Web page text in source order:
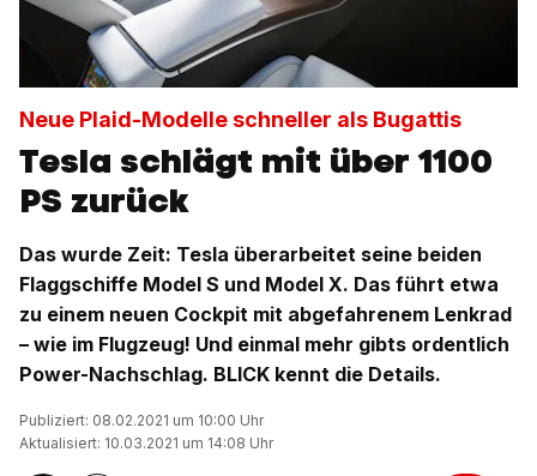
Neue Plaid-Modelle schneller als Bugattis
Tesla schlägt mit über 1100
PS zurück
Das wurde Zeit: Tesla überarbeitet seine beiden
Flaggschiffe Model S und Model X. Das führt etwa
zu einem neuen Cockpit mit abgefahrenem Lenkrad
– wie im Flugzeug! Und einmal mehr gibts ordentlich
Power-Nachschlag. BLICK kennt die Details.
Publiziert: 08.02.2021 um 10:00 Uhr
Aktualisiert: 10.03.2021 um 14:08 Uhr